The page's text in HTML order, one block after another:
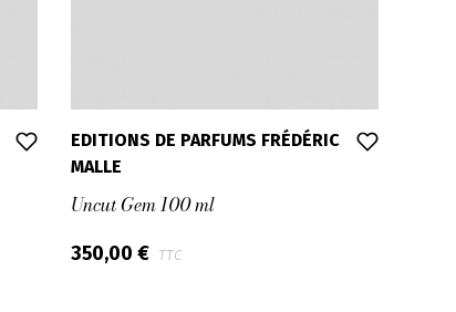
EDITIONS DE PARFUMS FRÉDÉRIC
MALLE
Uncut Gem 100 ml
350,00 € TTC